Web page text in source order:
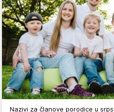
Nazivi za članove porodice u